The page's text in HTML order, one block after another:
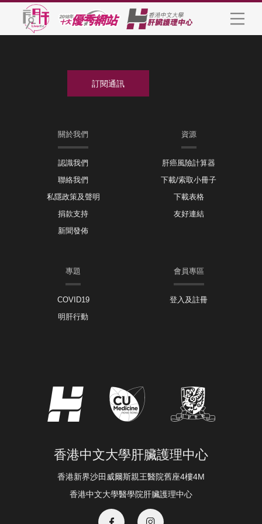
關於我們
認識我們
聯絡我們
私隱政策及聲明
捐款支持
新聞發佈
資源
肝癌風險計算器
下載/索取小冊子
下載表格
友好連結
專題
COVID19
明肝行動
會員專區
登入及註冊
香港中文大學肝臟護理中心
香港新界沙田威爾斯親王醫院舊座4樓4M
香港中文大學醫學院肝臟護理中心